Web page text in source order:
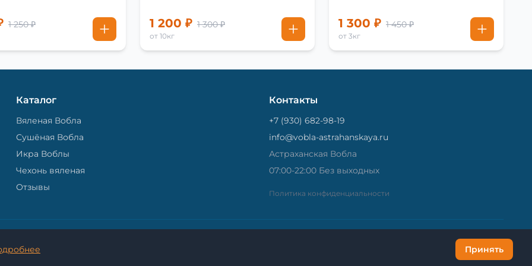
1 250 ₽ 1 200 ₽ 1 300 ₽
от 10кг
1 300 ₽ 1 450 ₽
от 3кг
Каталог
Вяленая Вобла
Сушёная Вобла
Икра Воблы
Чехонь вяленая
Отзывы
Контакты
+7 (930) 682-98-19
info@vobla-astrahanskaya.ru
Астраханская Вобла
07:00-22:00 Без выходных
Политика конфиденциальности
Принять